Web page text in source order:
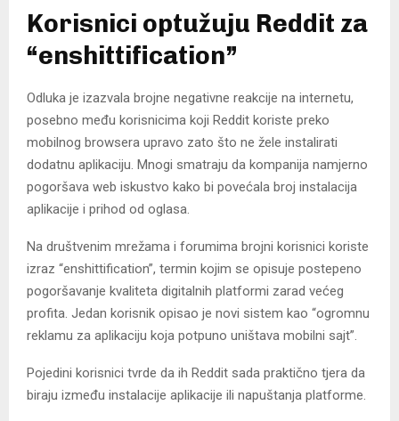
Korisnici optužuju Reddit za
“enshittification”
Odluka je izazvala brojne negativne reakcije na internetu,
posebno među korisnicima koji Reddit koriste preko
mobilnog browsera upravo zato što ne žele instalirati
dodatnu aplikaciju. Mnogi smatraju da kompanija namjerno
pogoršava web iskustvo kako bi povećala broj instalacija
aplikacije i prihod od oglasa.
Na društvenim mrežama i forumima brojni korisnici koriste
izraz “enshittification”, termin kojim se opisuje postepeno
pogoršavanje kvaliteta digitalnih platformi zarad većeg
profita. Jedan korisnik opisao je novi sistem kao “ogromnu
reklamu za aplikaciju koja potpuno uništava mobilni sajt”.
Pojedini korisnici tvrde da ih Reddit sada praktično tjera da
biraju između instalacije aplikacije ili napuštanja platforme.